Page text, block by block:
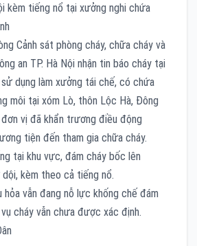
kèm tiếng nổ tại xưởng nghi chứa
Cảnh sát phòng cháy, chữa cháy và
an TP. Hà Nội nhận tin báo cháy tại
dụng làm xưởng tái chế, có chứa
môi tại xóm Lò, thôn Lộc Hà, Đông
vị đã khẩn trương điều động
tiện đến tham gia chữa cháy.
tại khu vực, đám cháy bốc lên
dội, kèm theo cả tiếng nổ.
vẫn đang nỗ lực khống chế đám
vụ cháy vẫn chưa được xác định.